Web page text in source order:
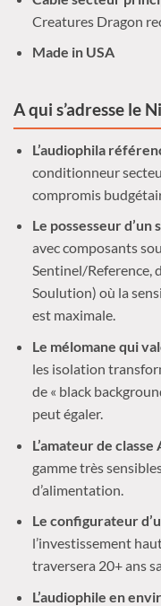
Creatures Dragon
Made in USA
A qui s’adresse le
L’audiophila
conditionneur
compromis
Le possesseur d’un
avec composants
Sentinel/Reference,
Soulution) où la
est maximale.
Le mélomane qui
les isolation
de « black
peut égaler.
L’amateur de classe
gamme très
d’alimentation.
Le configurateur
l’investissement
traversera 20+ ans
L’audiophile en